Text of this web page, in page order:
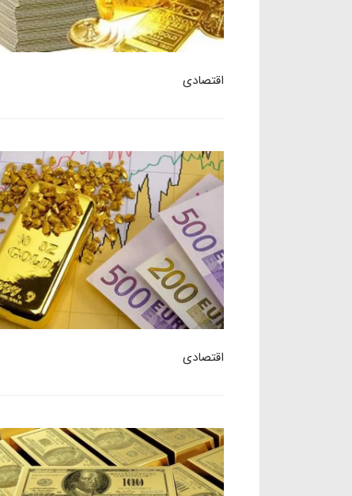
اقتصادی
اقتصادی